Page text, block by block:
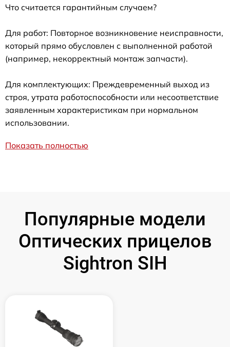
Что считается гарантийным случаем?
Для работ: Повторное возникновение неисправности,
который прямо обусловлен с выполненной работой
(например, некорректный монтаж запчасти).
Для комплектующих: Преждевременный выход из
строя, утрата работоспособности или несоответствие
заявленным характеристикам при нормальном
использовании.
Показать полностью
Популярные модели
Оптических прицелов
Sightron SIH